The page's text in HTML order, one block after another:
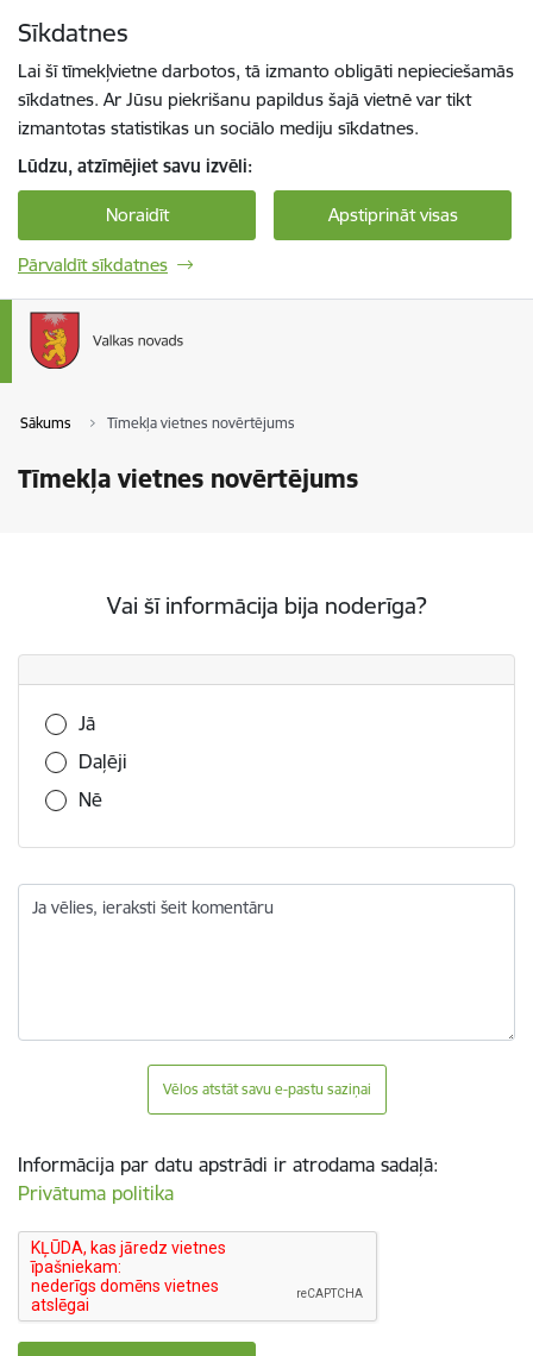
Sīkdatnes
Lai šī tīmekļvietne darbotos, tā izmanto obligāti nepieciešamās
sīkdatnes. Ar Jūsu piekrišanu papildus šajā vietnē var tikt
izmantotas statistikas un sociālo mediju sīkdatnes.
Lūdzu, atzīmējiet savu izvēli:
Noraidīt Apstiprināt visas
Pārvaldīt sīkdatnes
Sākums Tīmekļa vietnes novērtējums
Tīmekļa vietnes novērtējums
Vai šī informācija bija noderīga?
Vai šī informācija bija noderīga?
Jā
Daļēji
Nē
Ja vēlies, ieraksti šeit komentāru
Vēlos atstāt savu e-pastu saziņai
Informācija par datu apstrādi ir atrodama sadaļā:
Privātuma politika